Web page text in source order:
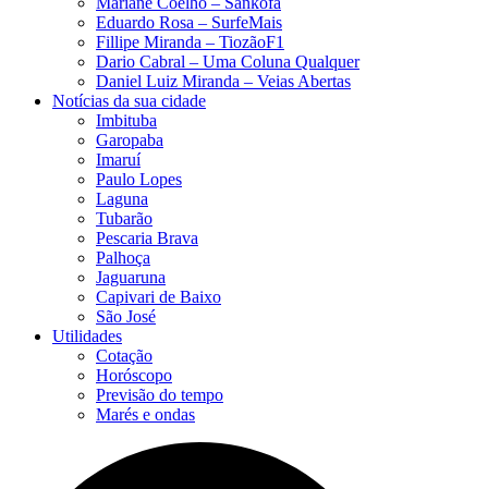
Eduardo Rosa​ – SurfeMais
Fillipe Miranda – TiozãoF1
Dario Cabral – Uma Coluna Qualquer
Daniel Luiz Miranda – Veias Abertas
Notícias da sua cidade
Imbituba
Garopaba
Imaruí
Paulo Lopes
Laguna
Tubarão
Pescaria Brava
Palhoça
Jaguaruna
Capivari de Baixo
São José
Utilidades
Cotação
Horóscopo
Previsão do tempo
Marés e ondas